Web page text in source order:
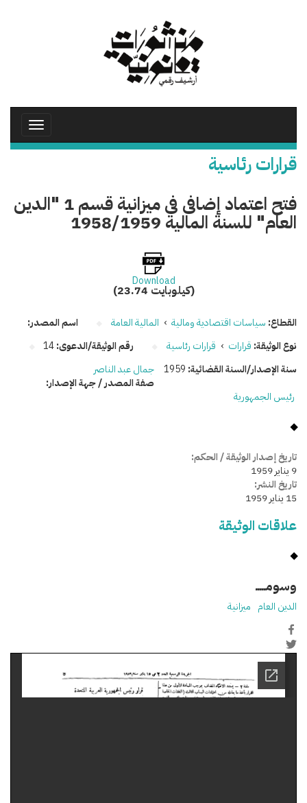
Toggle
قرارات رئاسية
فتح اعتماد إضافى فى ميزانية قسم 1 "الدين
العام" للسنة المالية 1958/1959
Download
(23.74 كيلوبايت)
القطاع: سياسات اقتصادية ومالية › المالية العامة
نوع الوثيقة: قرارات › قرارات رئاسية رقم الوثيقة/الدعوى:14
سنة الإصدار/السنة القضائية: 1959
اسم المصدر:
جمال عبد الناصر
صفة المصدر / جهة الإصدار:
رئيس الجمهورية
تاريخ إصدار الوثيقة / الحكم:
9 يناير 1959
تاريخ النشر:
15 يناير 1959
علاقات الوثيقة
وسومـــــ
الدين العام ميزانية